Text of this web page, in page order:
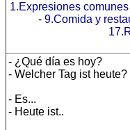
1.Expresiones comunes
- 9.Comida y
- ¿Qué día es hoy?
- Welcher Tag ist heute?
- Es...
- Heute ist..